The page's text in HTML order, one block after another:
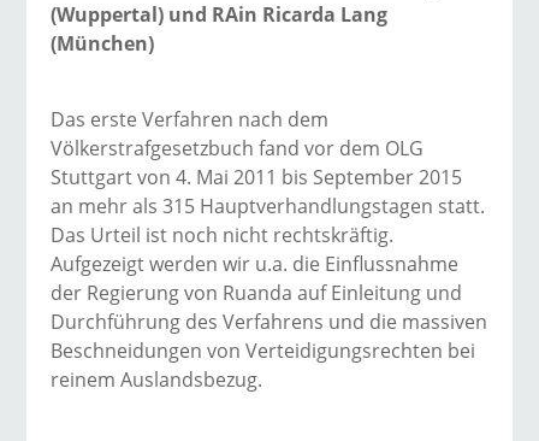
(Wuppertal) und RAin Ricarda Lang
(München)
Das erste Verfahren nach dem
Völkerstrafgesetzbuch fand vor dem OLG
Stuttgart von 4. Mai 2011 bis September 2015
an mehr als 315 Hauptverhandlungstagen statt.
Das Urteil ist noch nicht rechtskräftig.
Aufgezeigt werden wir u.a. die Einflussnahme
der Regierung von Ruanda auf Einleitung und
Durchführung des Verfahrens und die massiven
Beschneidungen von Verteidigungsrechten bei
reinem Auslandsbezug.